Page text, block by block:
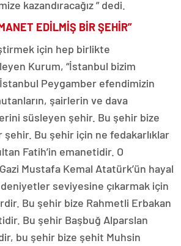
kazandıracağız ” dedi.
EDİLMİŞ BİR ŞEHİR”
için hep birlikte
Kurum, “İstanbul bizim
Peygamber efendimizin
şairlerin ve dava
süsleyen şehir. Bu şehir bize
Bu şehir için ne fedakarlıklar
Fatih’in emanetidir. O
Mustafa Kemal Atatürk’ün hayal
seviyesine çıkarmak için
Bu şehir bize Rahmetli Erbakan
Bu şehir Başbuğ Alparslan
bu şehir bize şehit Muhsin